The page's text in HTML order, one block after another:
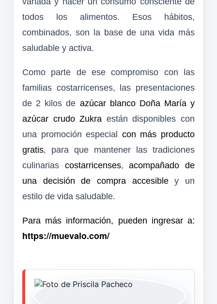
todos los alimentos. Esos hábitos,
combinados, son la base de una vida más
saludable y activa.
Como parte de ese compromiso con las
familias costarricenses, las presentaciones
de 2 kilos de azúcar blanco Doña María y
azúcar crudo Zukra están disponibles con
una promoción especial con más producto
gratis, para que mantener las tradiciones
culinarias costarricenses,acompañado de
una decisión de compra accesibley un
estilo de vida saludable.
Para más información, pueden ingresar a:
https://muevalo.com/